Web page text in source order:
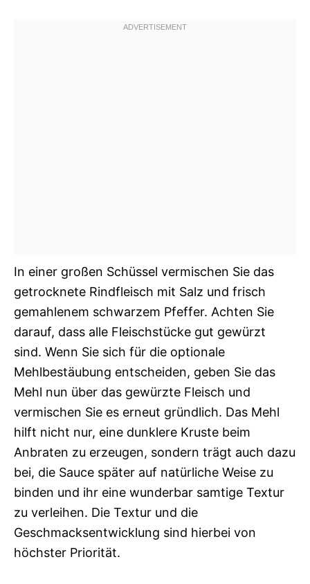
In einer großen Schüssel vermischen Sie das
getrocknete Rindfleisch mit Salz und frisch
gemahlenem schwarzem Pfeffer. Achten Sie
darauf, dass alle Fleischstücke gut gewürzt
sind. Wenn Sie sich für die optionale
Mehlbestäubung entscheiden, geben Sie das
Mehl nun über das gewürzte Fleisch und
vermischen Sie es erneut gründlich. Das Mehl
hilft nicht nur, eine dunklere Kruste beim
Anbraten zu erzeugen, sondern trägt auch dazu
bei, die Sauce später auf natürliche Weise zu
binden und ihr eine wunderbar samtige Textur
zu verleihen. Die Textur und die
Geschmacksentwicklung sind hierbei von
höchster Priorität.